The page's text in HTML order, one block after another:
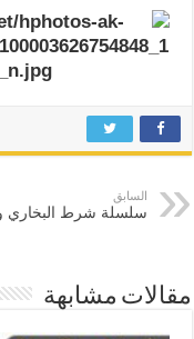
السابق
سلسلة شرط البخاري
مقالات مشابهة